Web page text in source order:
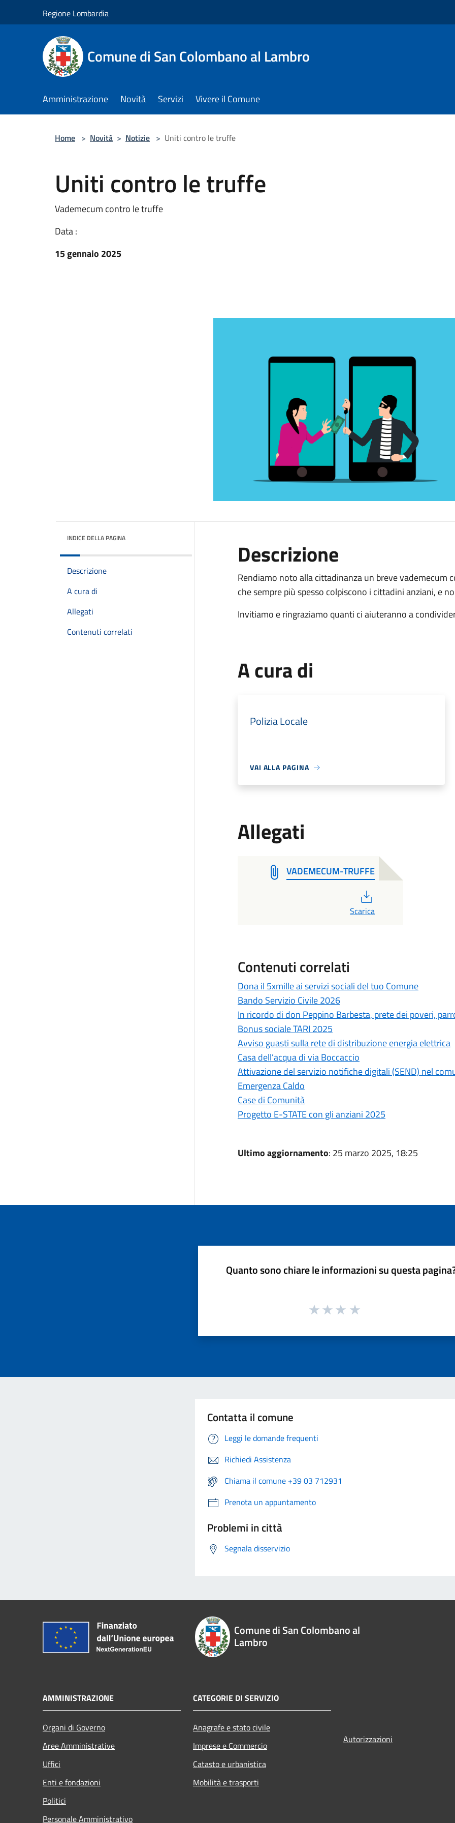
Regione Lombardia
Comune di San Colombano al Lambro
Amministrazione Novità Servizi Vivere il Comune
Home > Novità > Notizie > Uniti contro le truffe
Uniti contro le truffe
Vademecum contro le truffe
Data :
15 gennaio 2025
INDICE DELLA PAGINA
Descrizione
A cura di
Allegati
Contenuti correlati
Descrizione
Rendiamo noto alla cittadinanza un breve vademecum
che sempre più spesso colpiscono i cittadini anziani, e
Invitiamo e ringraziamo quanti ci aiuteranno a
A cura di
Polizia Locale
VAI ALLA PAGINA
Allegati
VADEMECUM-TRUFFE
Scarica
Contenuti correlati
Dona il 5xmille ai servizi sociali del tuo Comune
Bando Servizio Civile 2026
In ricordo di don Peppino Barbesta, prete dei poveri,
Bonus sociale TARI 2025
Avviso guasti sulla rete di distribuzione energia elettrica
Casa dell’acqua di via Boccaccio
Attivazione del servizio notifiche digitali (SEND) nel
Emergenza Caldo
Case di Comunità
Progetto E-STATE con gli anziani 2025
Ultimo aggiornamento: 25 marzo 2025, 18:25
Quanto sono chiare le informazioni su questa
Contatta il comune
Leggi le domande frequenti
Richiedi Assistenza
Chiama il comune +39 03 712931
Prenota un appuntamento
Problemi in città
Segnala disservizio
Comune di San Colombano al
Lambro
AMMINISTRAZIONE
Organi di Governo
Aree Amministrative
Uffici
Enti e fondazioni
Politici
Personale Amministrativo
CATEGORIE DI SERVIZIO
Anagrafe e stato civile
Imprese e Commercio
Catasto e urbanistica
Mobilità e trasporti
Autorizzazioni